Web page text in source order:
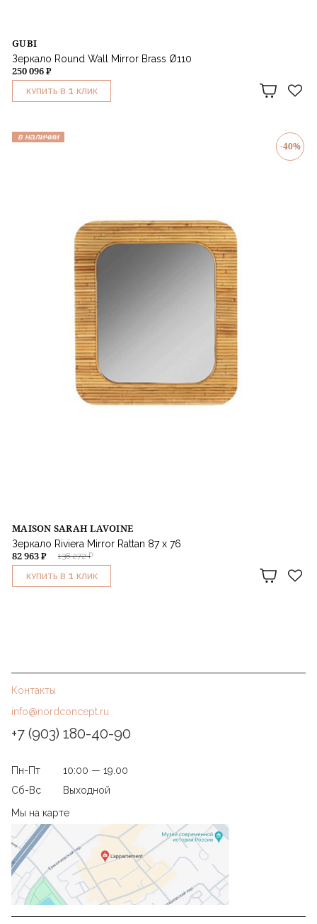
GUBI
Зеркало Round Wall Mirror Brass Ø110
250 096 ₽
КУПИТЬ В 1 КЛИК
в наличии
-40%
MAISON SARAH LAVOINE
Зеркало Riviera Mirror Rattan 87 x 76
138 272 ₽
82 963 ₽
КУПИТЬ В 1 КЛИК
Контакты
info@nordconcept.ru
+7 (903) 180-40-90
Пн-Пт
10:00 — 19.00
Сб-Вс
Выходной
Мы на карте